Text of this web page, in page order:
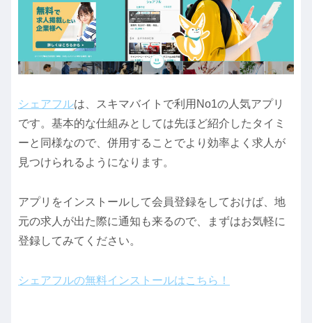
シェアフルは、スキマバイトで利用No1の人気アプリ
です。基本的な仕組みとしては先ほど紹介したタイミ
ーと同様なので、併用することでより効率よく求人が
見つけられるようになります。
アプリをインストールして会員登録をしておけば、地
元の求人が出た際に通知も来るので、まずはお気軽に
登録してみてください。
シェアフルの無料インストールはこちら！